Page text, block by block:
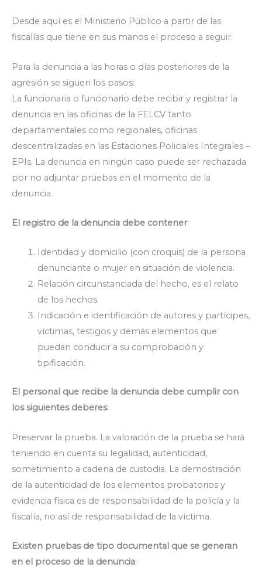
Desde aquí es el Ministerio Público a partir de las
fiscalías que tiene en sus manos el proceso a seguir.
Para la denuncia a las horas o días posteriores de la
agresión se siguen los pasos:
La funcionaria o funcionario debe recibir y registrar la
denuncia en las oficinas de la FELCV tanto
departamentales como regionales, oficinas
descentralizadas en las Estaciones Policiales Integrales –
EPIs. La denuncia en ningún caso puede ser rechazada
por no adjuntar pruebas en el momento de la
denuncia.
El registro de la denuncia debe contener:
Identidad y domicilio (con croquis) de la persona
denunciante o mujer en situación de violencia.
Relación circunstanciada del hecho, es el relato
de los hechos.
Indicación e identificación de autores y partícipes,
víctimas, testigos y demás elementos que
puedan conducir a su comprobación y
tipificación.
El personal que recibe la denuncia debe cumplir con
los siguientes deberes:
Preservar la prueba. La valoración de la prueba se hará
teniendo en cuenta su legalidad, autenticidad,
sometimiento a cadena de custodia. La demostración
de la autenticidad de los elementos probatorios y
evidencia física es de responsabilidad de la policía y la
fiscalía, no así de responsabilidad de la víctima.
Existen pruebas de tipo documental que se generan
en el proceso de la denuncia: